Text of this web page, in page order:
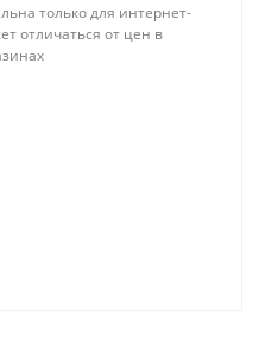
только для интернет-
отличаться от цен в